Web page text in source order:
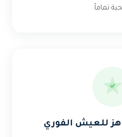
تماماً.
للعيش الفوري